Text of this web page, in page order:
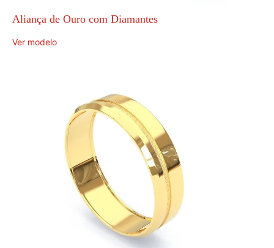
Aliança de Ouro com Diamantes
Ver modelo